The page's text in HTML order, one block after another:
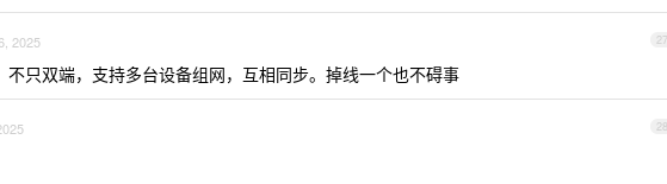
27
2025
只双端，支持多台设备组网，互相同步。掉线一个也不碍事
28